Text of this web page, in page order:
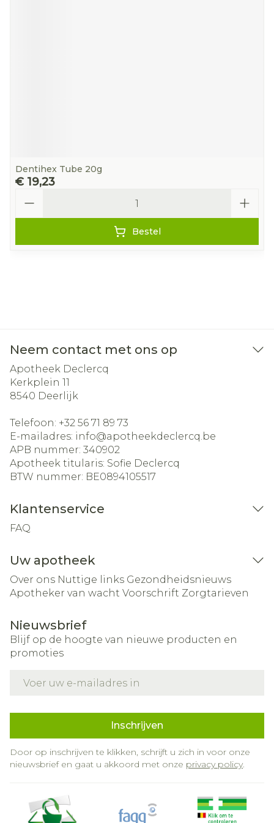
Dentihex Tube 20g
€ 19,23
Bestel
Neem contact met ons op
Apotheek Declercq
Kerkplein 11
8540 Deerlijk
Telefoon: +32 56 71 89 73
E-mailadres: info@apotheekdeclercq.be
APB nummer: 340902
Apotheek titularis: Sofie Declercq
BTW nummer: BE0894105517
Klantenservice
FAQ
Uw apotheek
Over ons Nuttige links Gezondheidsnieuws
Apotheker van wacht Voorschrift Zorgtarieven
Nieuwsbrief
Blijf op de hoogte van nieuwe producten en
promoties
Inschrijven
Door op inschrijven te klikken, schrijft u zich in voor onze
nieuwsbrief en gaat u akkoord met onze privacy policy.